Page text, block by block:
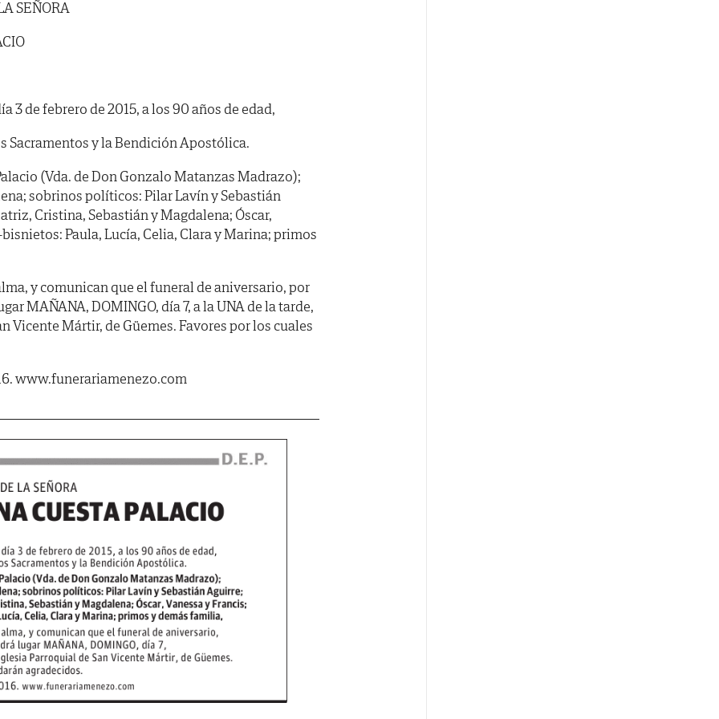
SEÑORA
3 de febrero de 2015, a los 90 años de edad,
Sacramentos y la Bendición Apostólica.
(Vda. de Don Gonzalo Matanzas Madrazo);
sobrinos políticos: Pilar Lavín y Sebastián
Cristina, Sebastián y Magdalena; Óscar,
Paula, Lucía, Celia, Clara y Marina; primos
y comunican que el funeral de aniversario, por
MAÑANA, DOMINGO, día 7, a la UNA de la tarde,
Vicente Mártir, de Güemes. Favores por los cuales
www.funerariamenezo.com